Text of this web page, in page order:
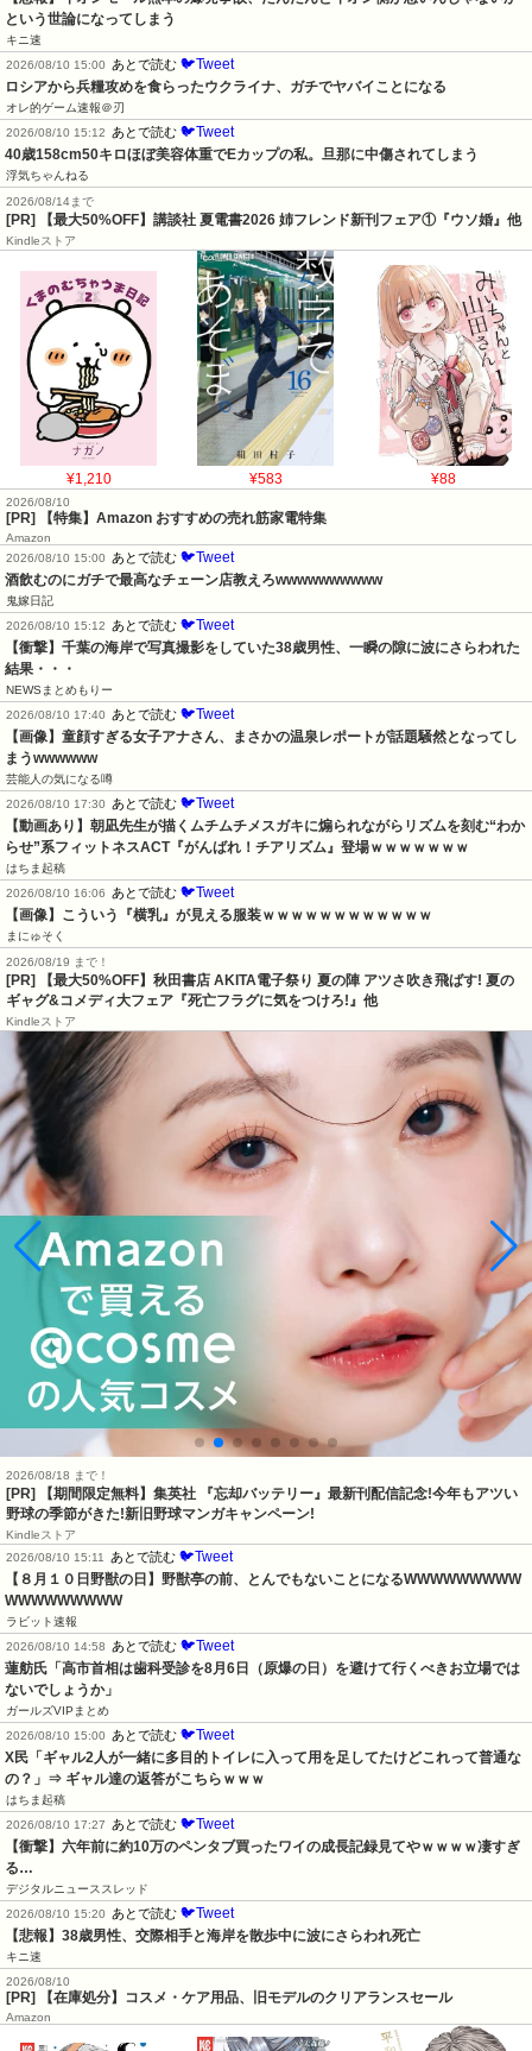
という世論になってしまう
キニ速
2026/08/10 15:00
あとで読む 🐦Tweet
ロシアから兵糧攻めを食らったウクライナ、ガチでヤバイことになる
オレ的ゲーム速報＠刃
2026/08/10 15:12
あとで読む 🐦Tweet
40歳158cm50キロほぼ美容体重でEカップの私。旦那に中傷されてしまう
浮気ちゃんねる
2026/08/14まで
[PR] 【最大50%OFF】講談社 夏電書2026 姉フレンド新刊フェア①『ウソ婚』他
Kindleストア
¥1,210 ¥583 ¥88
2026/08/10
[PR] 【特集】Amazon おすすめの売れ筋家電特集
Amazon
2026/08/10 15:00
あとで読む 🐦Tweet
酒飲むのにガチで最高なチェーン店教えろwwwwwwwwww
鬼嫁日記
2026/08/10 15:12
あとで読む 🐦Tweet
【衝撃】千葉の海岸で写真撮影をしていた38歳男性、一瞬の隙に波にさらわれた
結果・・・
NEWSまとめもりー
2026/08/10 17:40
あとで読む 🐦Tweet
【画像】童顔すぎる女子アナさん、まさかの温泉レポートが話題騒然となってし
まうwwwwww
芸能人の気になる噂
2026/08/10 17:30
あとで読む 🐦Tweet
【動画あり】朝凪先生が描くムチムチメスガキに煽られながらリズムを刻む“わか
らせ”系フィットネスACT『がんばれ！チアリズム』登場ｗｗｗｗｗｗｗ
はちま起稿
2026/08/10 16:06
あとで読む 🐦Tweet
【画像】こういう『横乳』が見える服装ｗｗｗｗｗｗｗｗｗｗｗｗ
まにゅそく
2026/08/19 まで！
[PR] 【最大50%OFF】秋田書店 AKITA電子祭り 夏の陣 アツさ吹き飛ばす! 夏の
ギャグ&コメディ大フェア『死亡フラグに気をつけろ!』他
Kindleストア
2026/08/18 まで！
[PR] 【期間限定無料】集英社 『忘却バッテリー』最新刊配信記念!今年もアツい
野球の季節がきた!新旧野球マンガキャンペーン!
Kindleストア
2026/08/10 15:11
あとで読む 🐦Tweet
【８月１０日野獣の日】野獣亭の前、とんでもないことになるWWWWWWWWW
WWWWWWWWW
ラビット速報
2026/08/10 14:58
あとで読む 🐦Tweet
蓮舫氏「高市首相は歯科受診を8月6日（原爆の日）を避けて行くべきお立場では
ないでしょうか」
ガールズVIPまとめ
2026/08/10 15:00
あとで読む 🐦Tweet
X民「ギャル2人が一緒に多目的トイレに入って用を足してたけどこれって普通な
の？」⇒ ギャル達の返答がこちらｗｗｗ
はちま起稿
2026/08/10 17:27
あとで読む 🐦Tweet
【衝撃】六年前に約10万のペンタブ買ったワイの成長記録見てやｗｗｗｗ凄すぎ
る…
デジタルニューススレッド
2026/08/10 15:20
あとで読む 🐦Tweet
【悲報】38歳男性、交際相手と海岸を散歩中に波にさらわれ死亡
キニ速
2026/08/10
[PR] 【在庫処分】コスメ・ケア用品、旧モデルのクリアランスセール
Amazon